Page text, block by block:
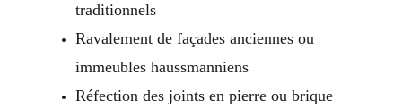
traditionnels
Ravalement de façades anciennes ou
immeubles haussmanniens
Réfection des joints en pierre ou brique